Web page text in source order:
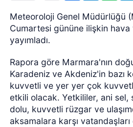
Meteoroloji Genel Müdürlüğü
Cumartesi gününe ilişkin
yayımladı.
Rapora göre Marmara'nın
Karadeniz ve Akdeniz'in bazı
kuvvetli ve yer yer çok
etkili olacak. Yetkililer, ani sel,
dolu, kuvvetli rüzgar ve
aksamalara karşı